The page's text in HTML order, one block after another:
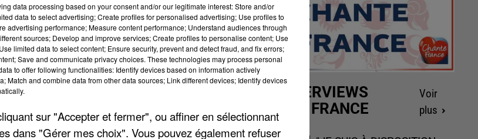
L'association peut aussi compter sur les
LES INTERVIEWS
CHANTE FRANCE
Voir
plus
data processing based on your consent and/or our legitimate interest: Store and/or
data to select advertising; Create profiles for personalised advertising; Use profiles to
advertising performance; Measure content performance; Understand audiences through
sources; Develop and improve services; Create profiles to personalise content; Use
limited data to select content; Ensure security, prevent and detect fraud, and fix errors;
Save and communicate privacy choices. These technologies may process personal
to offer following functionalities: Identify devices based on information actively
Match and combine data from other data sources; Link different devices; Identify devices
sur "Accepter et fermer", ou affiner en sélectionnant
dans "Gérer mes choix". Vous pouvez également refuser